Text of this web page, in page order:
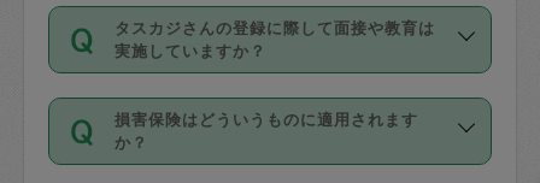
動計算で表示されます。
開始時間を２時間前後変更することが可
能です。依頼送信後、個別にタスカジさ
んにメッセージを送り調整してくださ
い。ただし、２時間を越えての調整はで
する前にタスカジさんのプロフィールで
確認してください。
基本的に、高所での作業や危険作業、屋
外での作業は対象外です。
主婦として長年の家事経験をお持ちの
方、栄養士・調理師といった資格者で保
育園や学校の給食やレストランで料理関
係の専門職に従事されていた方、日本で
すでにハウスキーパーや英語の先生とし
てお仕事をしているフィリピン出身の
タスカジさんの登録に際して面接や教育は
実施していますか？
応募の際に、各自事務局との面接と説明
を行っています。その後、身分証明書の
写真提出をしていただいています。外国
損害保険はどういうものに適用されます
か？